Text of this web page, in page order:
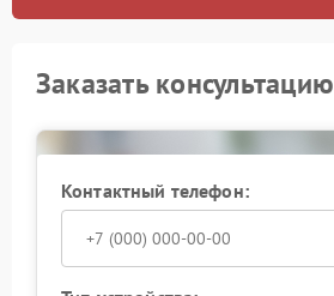
Заказать консультацию
Контактный телефон: